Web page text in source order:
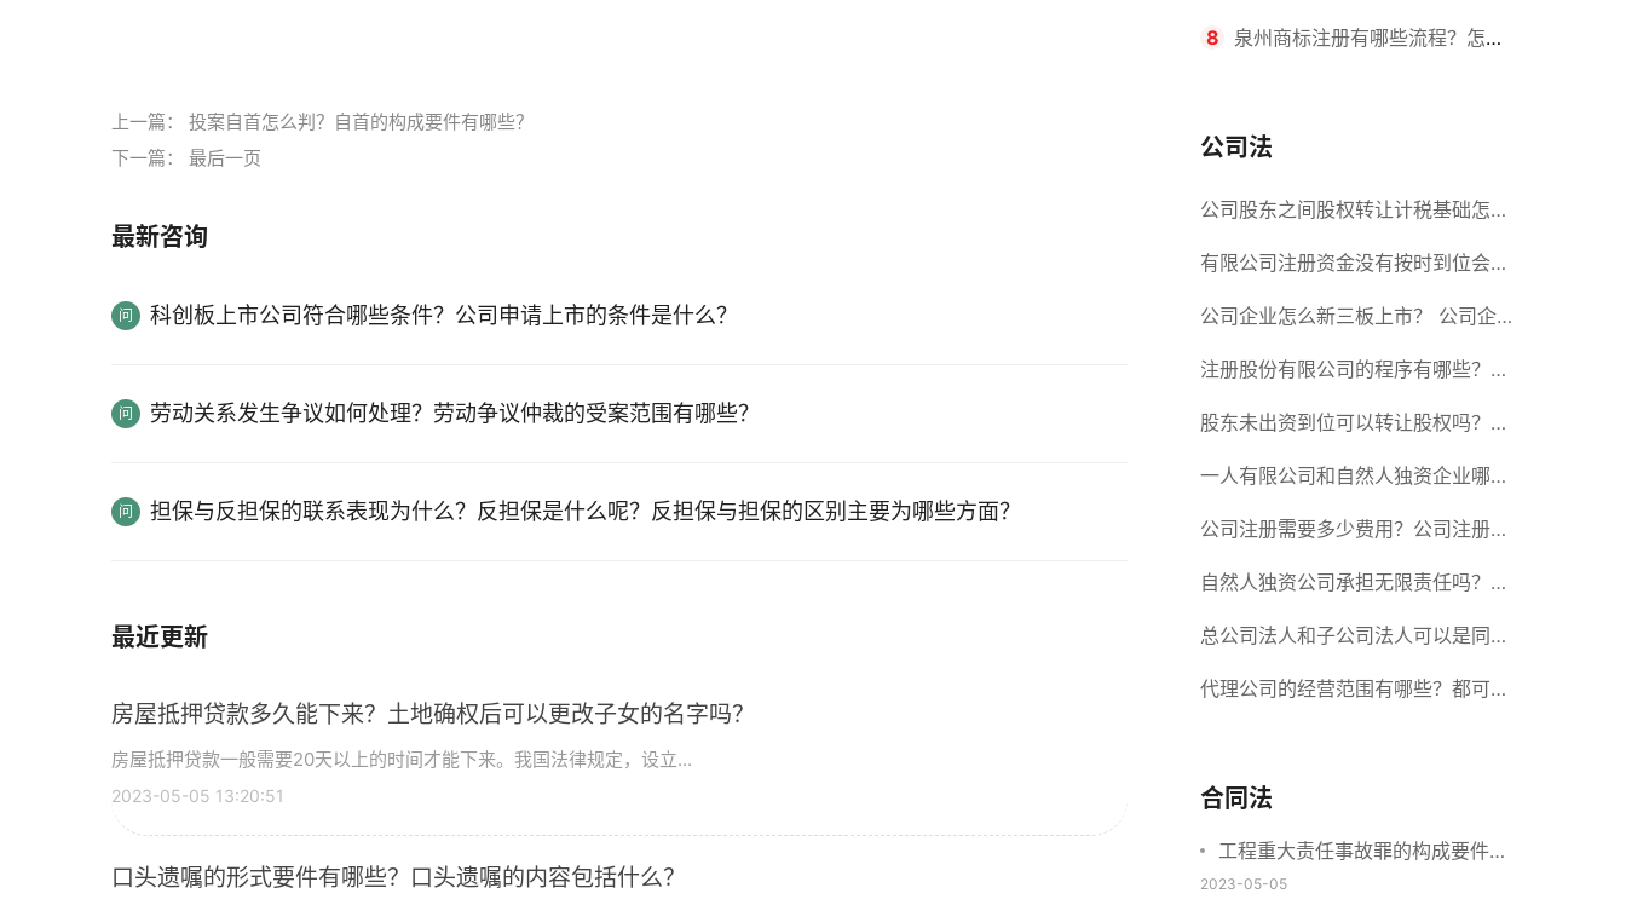
上一篇： 投案自首怎么判？自首的构成要件有哪些？
下一篇： 最后一页
最新咨询
科创板上市公司符合哪些条件？公司申请上市的条件是什么？
劳动关系发生争议如何处理？劳动争议仲裁的受案范围有哪些？
担保与反担保的联系表现为什么？反担保是什么呢？反担保与担保的区别主要为哪些方面？
最近更新
房屋抵押贷款多久能下来？土地确权后可以更改子女的名字吗？
房屋抵押贷款一般需要20天以上的时间才能下来。我国法律规定，设立...
2023-05-05 13:20:51
口头遗嘱的形式要件有哪些？口头遗嘱的内容包括什么？
国商标办理流程有哪些？
8 泉州商标注册有哪些流程？怎么
公司法
公司股东之间股权转让计税基础怎么
确认？公司股东之间的股权转让要符
合什么要件？
有限公司注册资金没有按时到位会怎
么样？股份有限公司设立的注册条件
公司企业怎么新三板上市？ 公司企
业新三板上市的流程
注册股份有限公司的程序有哪些？注
册股份有限公司需要提交哪些材料？
股东未出资到位可以转让股权吗？股
东未出资到位能否分红？
一人有限公司和自然人独资企业哪个
好？一人公司设立条件有哪些？
公司注册需要多少费用？公司注册需
要准备什么材料？
自然人独资公司承担无限责任吗？有
限责任公司与有限责任公司的区别
总公司法人和子公司法人可以是同一
个人吗？总公司更名分公司需要更改
代理公司的经营范围有哪些？都可以
合同法
工程重大责任事故罪的构成要件是
什么？工程重大安全事故罪的处罚
2023-05-05